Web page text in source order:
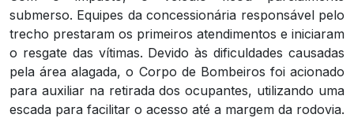
submerso. Equipes da concessionária responsável pelo
trecho prestaram os primeiros atendimentos e iniciaram
o resgate das vítimas. Devido às dificuldades causadas
pela área alagada, o Corpo de Bombeiros foi acionado
para auxiliar na retirada dos ocupantes, utilizando uma
escada para facilitar o acesso até a margem da rodovia.